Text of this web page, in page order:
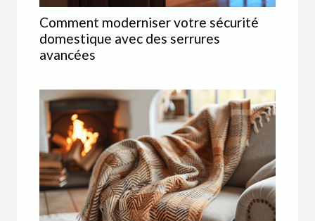
Comment moderniser votre sécurité
domestique avec des serrures
avancées